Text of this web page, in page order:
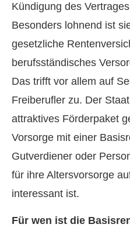
Kündigung des
Besonders lohnend ist
gesetzliche
berufsständisches
Das trifft vor allem auf
Freiberufler zu. Der
attraktives Förderpaket
Vorsorge mit einer
Gutverdiener oder
für ihre Alters­vorsorge
interessant ist.
Für wen ist die